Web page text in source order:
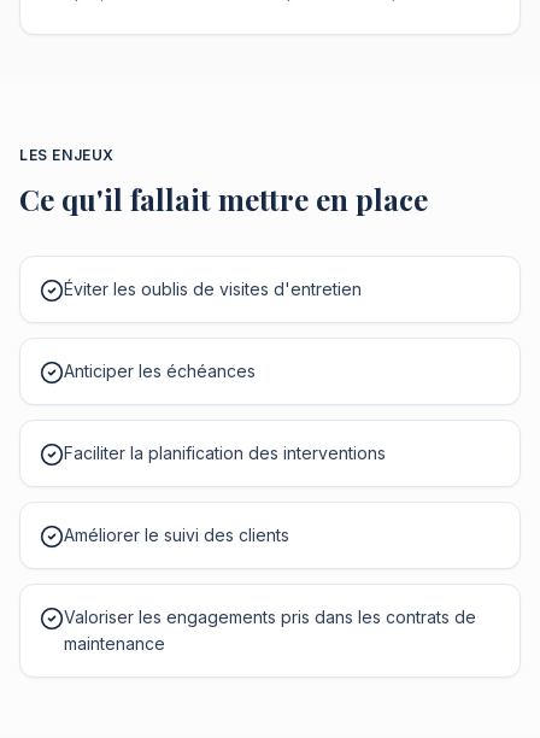
LES ENJEUX
Ce qu'il fallait mettre en place
Éviter les oublis de visites d'entretien
Anticiper les échéances
Faciliter la planification des interventions
Améliorer le suivi des clients
Valoriser les engagements pris dans les contrats de
maintenance